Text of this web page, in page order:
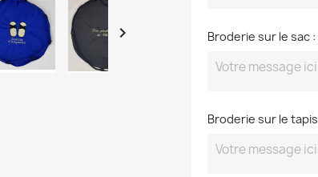
 Broderie sur le sac :
Broderie sur le tapis